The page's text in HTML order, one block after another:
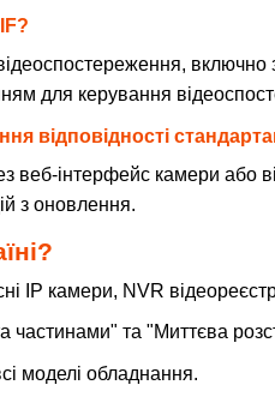
для керування
відповідності
інтерфейс камери або
з оновлення.
IP камери, NVR
та "Миттєва
моделі обладнання.